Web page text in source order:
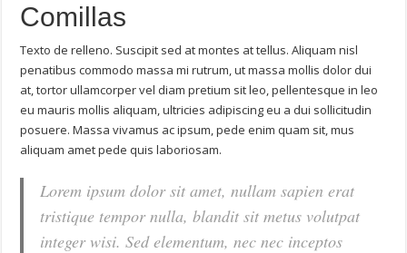
Comillas
Texto de relleno. Suscipit sed at montes at tellus. Aliquam nisl
penatibus commodo massa mi rutrum, ut massa mollis dolor dui
at, tortor ullamcorper vel diam pretium sit leo, pellentesque in leo
eu mauris mollis aliquam, ultricies adipiscing eu a dui sollicitudin
posuere. Massa vivamus ac ipsum, pede enim quam sit, mus
aliquam amet pede quis laboriosam.
Lorem ipsum dolor sit amet, nullam sapien erat
tristique tempor nulla, blandit sit metus volutpat
integer wisi. Sed elementum, nec nec inceptos